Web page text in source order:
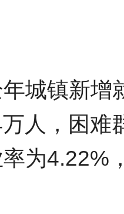
城镇新增
人，困难
为4.22%